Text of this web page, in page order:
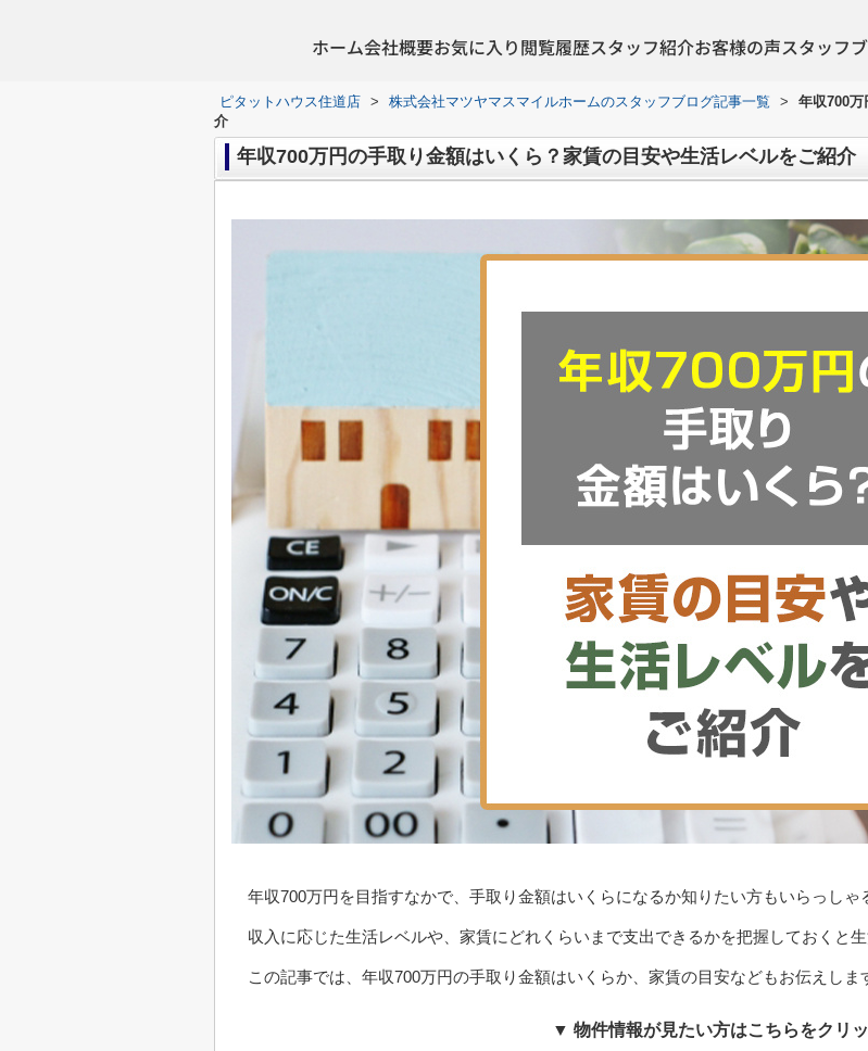
ホーム会社概要お気に入り閲覧履歴スタッフ紹介お客様の声スタッフ
ピタットハウス住道店 > 株式会社マツヤマスマイルホームのスタッフブログ記事一覧 >
年収700
介
年収700万円の手取り金額はいくら？家賃の目安や生活レベルをご紹介
年収700万円を目指すなかで、手取り金額はいくらになるか知りたい方もいらっしゃ
収入に応じた生活レベルや、家賃にどれくらいまで支出できるかを把握しておくと
この記事では、年収700万円の手取り金額はいくらか、家賃の目安などもお伝えしま
▼ 物件情報が見たい方はこちらをクリ